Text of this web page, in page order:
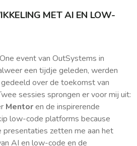
MET AI EN LOW-
event van OutSystems in
een tijdje geleden, werden
over de toekomst van
sessies sprongen er voor mij uit:
Mentoren de inspirerende
low-code platforms because
presentaties zetten me aan het
AI en low-code en de